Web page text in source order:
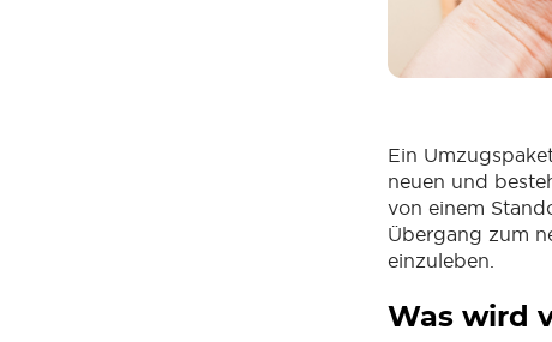
Ein
neuen und
von einem
Übergang zum
einzuleben.
Was wird